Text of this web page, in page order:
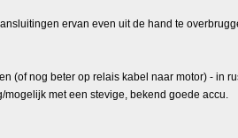
ervan even uit de hand te
(of nog beter op relais kabel naar motor) - in
met een stevige, bekend goede accu.